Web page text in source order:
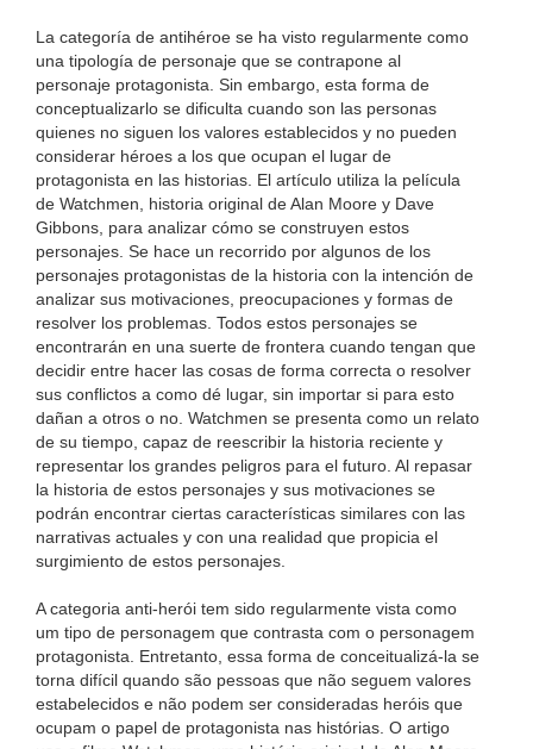
La categoría de antihéroe se ha visto regularmente como
una tipología de personaje que se contrapone al
personaje protagonista. Sin embargo, esta forma de
conceptualizarlo se dificulta cuando son las personas
quienes no siguen los valores establecidos y no pueden
considerar héroes a los que ocupan el lugar de
protagonista en las historias. El artículo utiliza la película
de Watchmen, historia original de Alan Moore y Dave
Gibbons, para analizar cómo se construyen estos
personajes. Se hace un recorrido por algunos de los
personajes protagonistas de la historia con la intención de
analizar sus motivaciones, preocupaciones y formas de
resolver los problemas. Todos estos personajes se
encontrarán en una suerte de frontera cuando tengan que
decidir entre hacer las cosas de forma correcta o resolver
sus conflictos a como dé lugar, sin importar si para esto
dañan a otros o no. Watchmen se presenta como un relato
de su tiempo, capaz de reescribir la historia reciente y
representar los grandes peligros para el futuro. Al repasar
la historia de estos personajes y sus motivaciones se
podrán encontrar ciertas características similares con las
narrativas actuales y con una realidad que propicia el
surgimiento de estos personajes.
A categoria anti-herói tem sido regularmente vista como
um tipo de personagem que contrasta com o personagem
protagonista. Entretanto, essa forma de conceitualizá-la se
torna difícil quando são pessoas que não seguem valores
estabelecidos e não podem ser consideradas heróis que
ocupam o papel de protagonista nas histórias. O artigo